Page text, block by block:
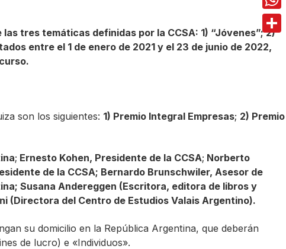
tres temáticas definidas por la CCSA: 1) “Jóvenes”; 2)
entre el 1 de enero de 2021 y el 23 de junio de 2022,
son los siguientes: 1) Premio Integral Empresas; 2) Premio
; Ernesto Kohen, Presidente de la CCSA; Norberto
de la CCSA; Bernardo Brunschwiler, Asesor de
Susana Andereggen (Escritora, editora de libros y
(Directora del Centro de Estudios Valais Argentino).
su domicilio en la República Argentina, que deberán
de lucro) e «Individuos».